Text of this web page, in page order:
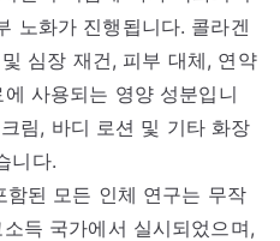
노화가 진행됩니다. 콜라겐
심장 재건, 피부 대체, 연약
사용되는 영양 성분입니
림, 바디 로션 및 기타 화장
니다.
된 모든 인체 연구는 무작
득 국가에서 실시되었으며,